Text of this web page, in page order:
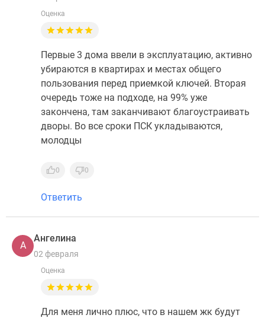
Оценка
Первые 3 дома ввели в эксплуатацию, активно
убираются в квартирах и местах общего
пользования перед приемкой ключей. Вторая
очередь тоже на подходе, на 99% уже
закончена, там заканчивают благоустраивать
дворы. Во все сроки ПСК укладываются,
молодцы
0 0
Ответить
А
Ангелина
02 февраля
Оценка
Для меня лично плюс, что в нашем жк будут